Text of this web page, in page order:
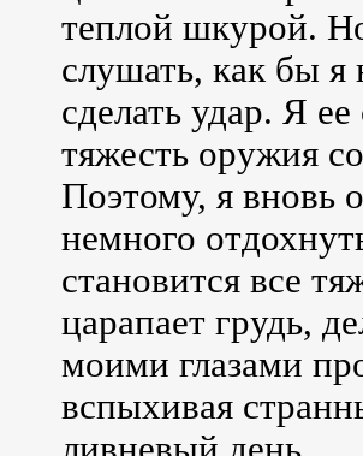
теплой шкурой.
слушать, как бы я
сделать удар. Я
тяжесть оружия
Поэтому, я вновь
немного
становится все
царапает грудь,
моими глазами
вспыхивая